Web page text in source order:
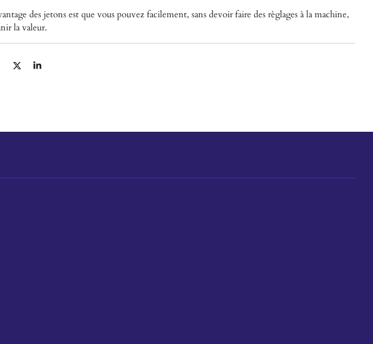
des jetons est que vous pouvez facilement, sans devoir faire des règlages à la machine,
la valeur.
P
r
P
r